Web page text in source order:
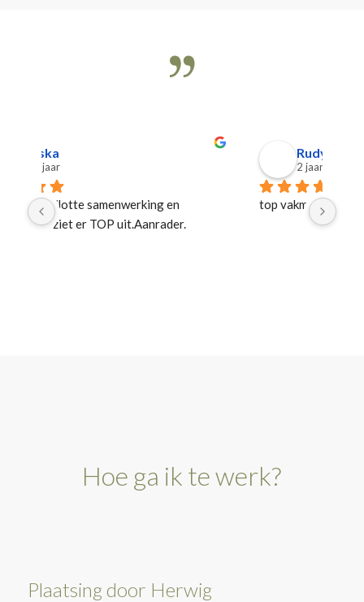
top vakman met het oog op perfectie
Hoe ga ik te werk?
Plaatsing door Herwig